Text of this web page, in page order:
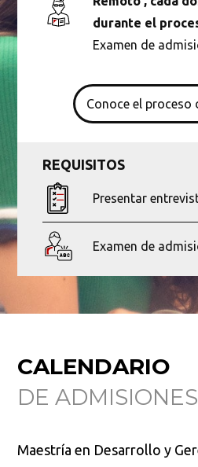
durante el
Examen de
Conoce el proceso
REQUISITOS
Presentar
Examen de
CALENDARIO
DE ADMISIONES
Maestría en Desarrollo y